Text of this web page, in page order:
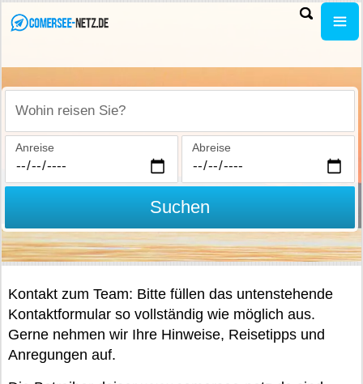
Wohin reisen Sie?
Anreise Abreise
Suchen
Kontakt zum Team: Bitte füllen das untenstehende
Kontaktformular so vollständig wie möglich aus.
Gerne nehmen wir Ihre Hinweise, Reisetipps und
Anregungen auf.